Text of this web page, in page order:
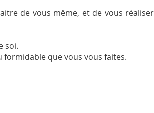
de vous même, et de vous réaliser
soi.
formidable que vous vous faites.